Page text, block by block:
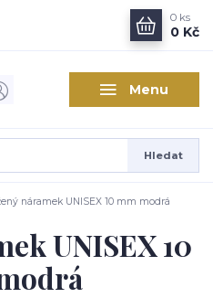
Menu
Hledat
0 ks
0 Kč
náramek UNISEX 10 mm modrá
UNISEX 10